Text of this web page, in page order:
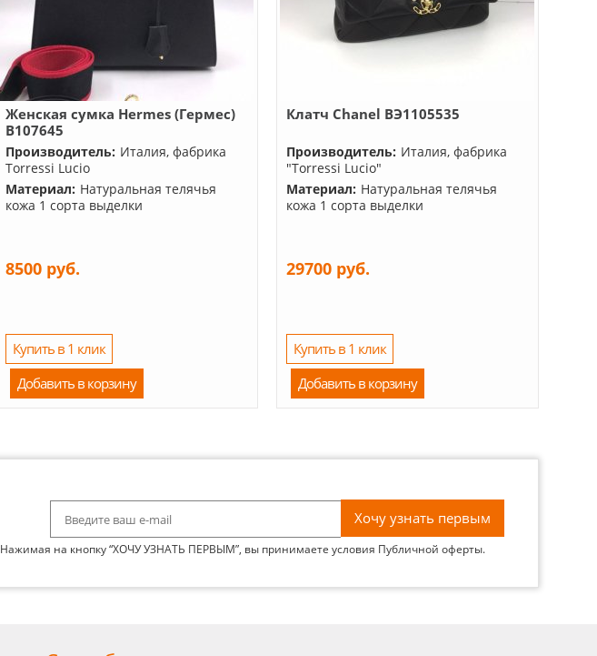
Женская сумка Hermes (Гермес)
B107645
Производитель: Италия, фабрика
Torressi Lucio
Материал: Натуральная телячья
кожа 1 сорта выделки
8500 руб.
Купить в 1 клик
Добавить в корзину
Клатч Chanel BЭ1105535
Производитель: Италия, фабрика
"Torressi Lucio"
Материал: Натуральная телячья
кожа 1 сорта выделки
29700 руб.
Купить в 1 клик
Добавить в корзину
Нажимая на кнопку “ХОЧУ УЗНАТЬ ПЕРВЫМ”, вы принимаете условия Публичной оферты.